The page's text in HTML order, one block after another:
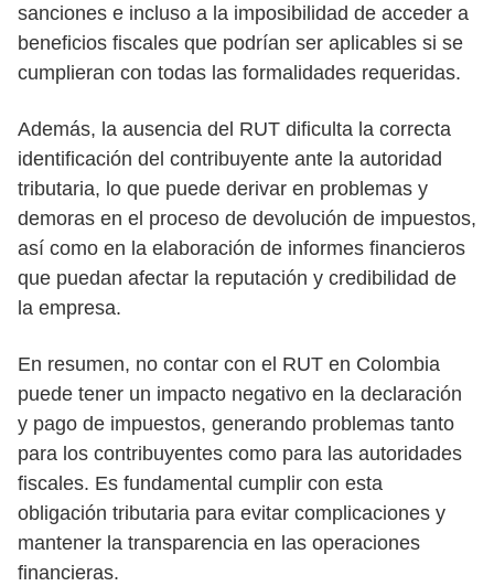
sanciones e incluso a la imposibilidad de acceder a
beneficios fiscales que podrían ser aplicables si se
cumplieran con todas las formalidades requeridas.
Además, la ausencia del RUT dificulta la correcta
identificación del contribuyente ante la autoridad
tributaria, lo que puede derivar en problemas y
demoras en el proceso de devolución de impuestos,
así como en la elaboración de informes financieros
que puedan afectar la reputación y credibilidad de
la empresa.
En resumen, no contar con el RUT en Colombia
puede tener un impacto negativo en la declaración
y pago de impuestos, generando problemas tanto
para los contribuyentes como para las autoridades
fiscales. Es fundamental cumplir con esta
obligación tributaria para evitar complicaciones y
mantener la transparencia en las operaciones
financieras.